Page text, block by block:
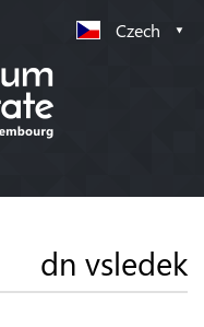
Czech
dn vsledek